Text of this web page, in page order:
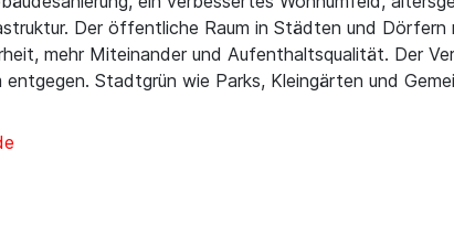
Der öffentliche Raum in Städten und Dörfern
mehr Miteinander und Aufenthaltsqualität. Der
Stadtgrün wie Parks, Kleingärten und